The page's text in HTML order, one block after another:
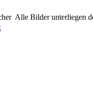
Alle Bilder unterliegen